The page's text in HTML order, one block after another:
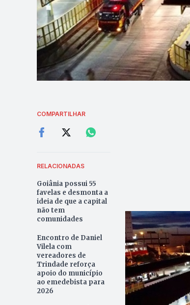
COMPARTILHAR
RELACIONADAS
Goiânia possui 55
favelas e desmonta a
ideia de que a capital
não tem
comunidades
Encontro de Daniel
Vilela com
vereadores de
Trindade reforça
apoio do município
ao emedebista para
2026